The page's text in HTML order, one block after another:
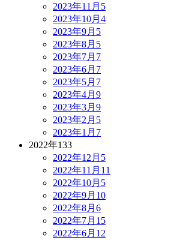
2023年11月 5
2023年10月 4
2023年9月 5
2023年8月 5
2023年7月 7
2023年6月 7
2023年5月 7
2023年4月 9
2023年3月 9
2023年2月 5
2023年1月 7
2022年133
2022年12月 5
2022年11月 11
2022年10月 5
2022年9月 10
2022年8月 6
2022年7月 15
2022年6月 12